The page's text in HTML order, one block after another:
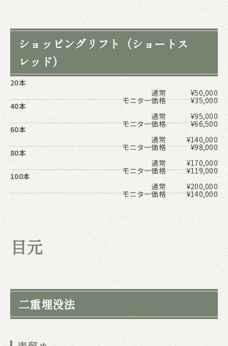
ショッピングリフト（ショートス
レッド）
20本
モニター価格
¥35,000
通常
¥50,000
40本
モニター価格
¥66,500
通常
¥95,000
60本
モニター価格
¥98,000
通常
¥140,000
80本
モニター価格
¥119,000
通常
¥170,000
100本
モニター価格
¥140,000
通常 ¥200,000
目元
二重埋没法